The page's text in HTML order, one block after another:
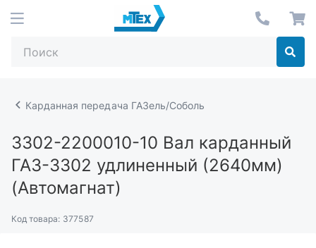
Карданная передача ГАЗель/Соболь
3302-2200010-10 Вал карданный
ГАЗ-3302 удлиненный (2640мм)
(Автомагнат)
Код товара: 377587